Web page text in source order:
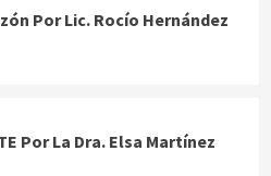
Por Lic. Rocío Hernández
Por La Dra. Elsa Martínez